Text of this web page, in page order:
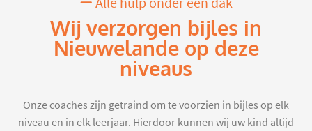
Wij verzorgen bijles in
Nieuwelande op deze
niveaus
Onze coaches zijn getraind om te voorzien in bijles op elk
niveau en in elk leerjaar. Hierdoor kunnen wij uw kind altijd